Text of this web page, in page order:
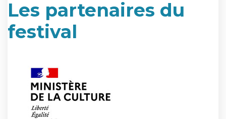
Les partenaires du
festival